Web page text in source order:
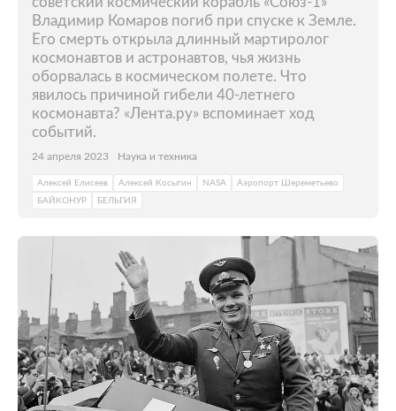
Владимир Комаров погиб при спуске к Земле.
Его смерть открыла длинный мартиролог
космонавтов и астронавтов, чья жизнь
оборвалась в космическом полете. Что
явилось причиной гибели 40-летнего
космонавта? «Лента.ру» вспоминает ход
событий.
24 апреля 2023 Наука и техника
Алексей Елисеев Алексей Косыгин NASA
Аэропорт Шереметьево
БАЙКОНУР
БЕЛЬГИЯ